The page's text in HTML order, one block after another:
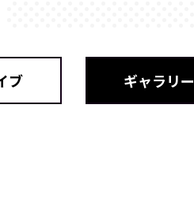
ブ ギャラリー